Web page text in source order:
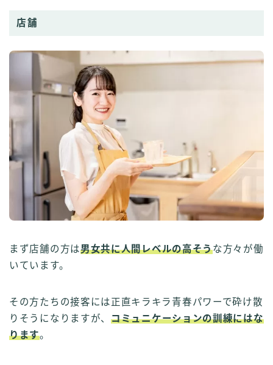
店舗
まず店舗の方は男女共に人間レベルの高そうな方々が働
いています。
その方たちの接客には正直キラキラ青春パワーで砕け散
りそうになりますが、 コミュニケーションの訓練にはな
ります。